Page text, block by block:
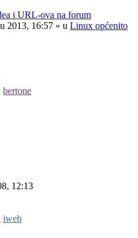
i URL-ova na forum
2013, 16:57 » u Linux općenito
bertone
12:13
iweb